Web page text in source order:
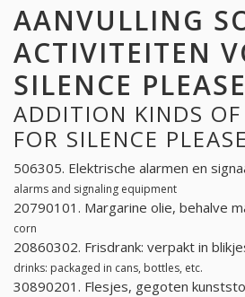
AANVULLING
ACTIVITEITEN
SILENCE PLEASE
ADDITION KINDS
FOR SILENCE PLEASE
506305. Elektrische alarmen en
alarms and signaling equipment
20790101. Margarine olie, behalve
corn
20860302. Frisdrank: verpakt in
drinks: packaged in cans, bottles, etc.
30890201. Flesjes, gegoten